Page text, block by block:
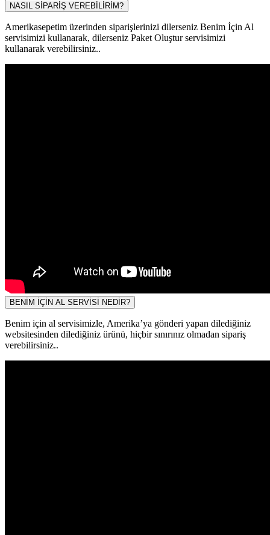
NASIL SİPARİŞ VEREBİLİRİM?
Amerikasepetim üzerinden siparişlerinizi dilerseniz Benim İçin Al
servisimizi kullanarak, dilerseniz Paket Oluştur servisimizi
kullanarak verebilirsiniz..
BENİM İÇİN AL SERVİSİ NEDİR?
Benim için al servisimizle, Amerika’ya gönderi yapan dilediğiniz
websitesinden dilediğiniz ürünü, hiçbir sınırınız olmadan sipariş
verebilirsiniz..